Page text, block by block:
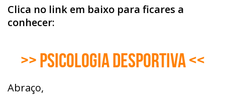
Clica no link em baixo para ficares a
conhecer:
>> Psicologia Desportiva <<
Abraço,